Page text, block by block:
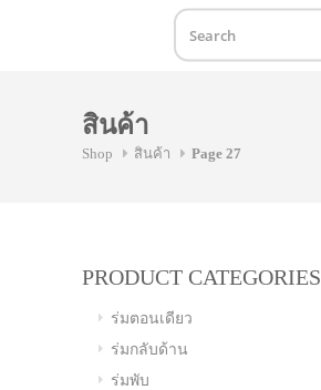
สินค้า
Shop สินค้า Page 27
PRODUCT CATEGORIES
ร่มตอนเดียว
ร่มกลับด้าน
ร่มพับ